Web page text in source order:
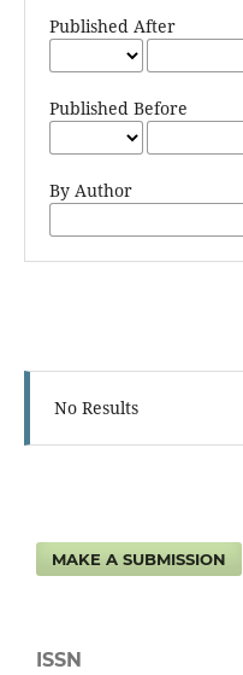
Published After
Published Before
By Author
No Results
MAKE A SUBMISSION
ISSN